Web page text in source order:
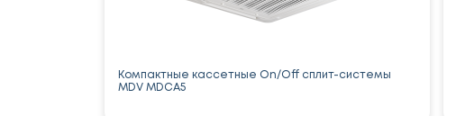
Компактные кассетные On/Off сплит-системы
MDV MDCA5